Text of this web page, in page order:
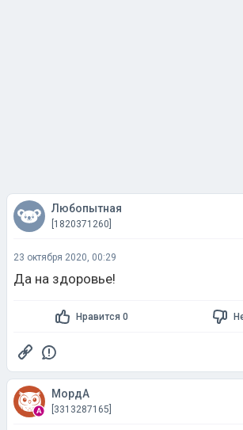
Любопытная
[1820371260]
23 октября 2020, 00:29
Да на здоровье!
Нравится 0
МордА
[3313287165]